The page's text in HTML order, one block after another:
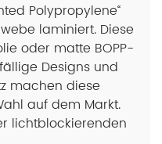
Polypropylene“
laminiert. Diese
oder matte BOPP-
Designs und
machen diese
auf dem Markt.
lichtblockierenden